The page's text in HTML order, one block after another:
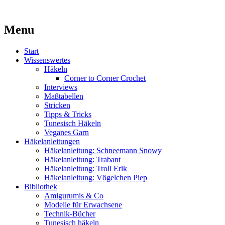
MissKnitness
Kaufst du noch oder strickst du schon?
Menu
Skip
Start
Wissenswertes
Häkeln
Corner to Corner Crochet
Interviews
Maßtabellen
Stricken
Tipps & Tricks
Tunesisch Häkeln
Veganes Garn
Häkelanleitungen
Häkelanleitung: Schneemann Snowy
Häkelanleitung: Trabant
Häkelanleitung: Troll Erik
Häkelanleitung: Vögelchen Piep
Bibliothek
Amigurumis & Co
Modelle für Erwachsene
Technik-Bücher
Tunesisch häkeln